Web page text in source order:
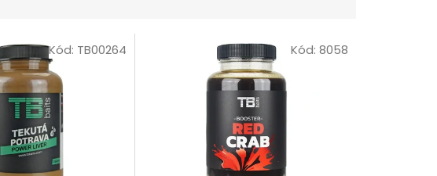
Kód: TB00264 Kód: 8058